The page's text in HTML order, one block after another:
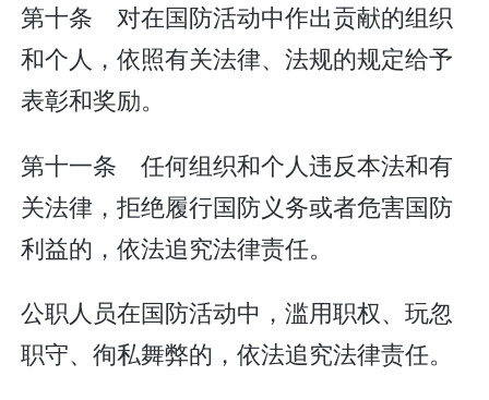
第十条 对在国防活动中作出贡献的组织
和个人，依照有关法律、法规的规定给予
表彰和奖励。
第十一条 任何组织和个人违反本法和有
关法律，拒绝履行国防义务或者危害国防
利益的，依法追究法律责任。
公职人员在国防活动中，滥用职权、玩忽
职守、徇私舞弊的，依法追究法律责任。